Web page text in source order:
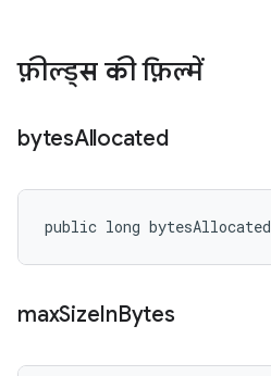
फ़ील्ड्स की फ़िल्में
bytesAllocated
public long bytesAllocated
maxSizeInBytes